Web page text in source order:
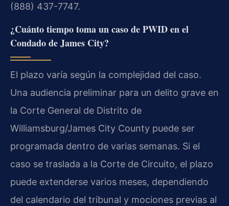
(888) 437-7747.
¿Cuánto tiempo toma un caso de PWID en el
Condado de James City?
El plazo varía según la complejidad del caso.
Una audiencia preliminar para un delito grave en
la Corte General de Distrito de
Williamsburg/James City County puede ser
programada dentro de varias semanas. Si el
caso se traslada a la Corte de Circuito, el plazo
puede extenderse varios meses, dependiendo
del calendario del tribunal y mociones previas al